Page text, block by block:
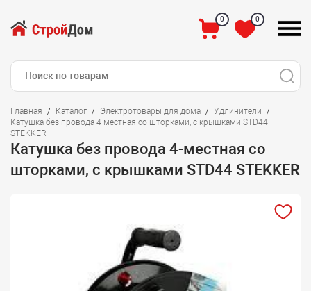
0 0
Главная Каталог Электротовары для дома
Удлинители
Катушка без провода 4-местная со шторками, с крышками STD44
STEKKER
Катушка без провода 4-местная со
шторками, с крышками STD44 STEKKER